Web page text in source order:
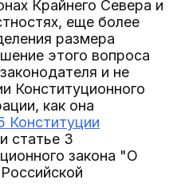
Крайнего Севера и
еще более
размера
этого вопроса
и не
Конституционного
как она
Конституции
и статье 3
закона "О